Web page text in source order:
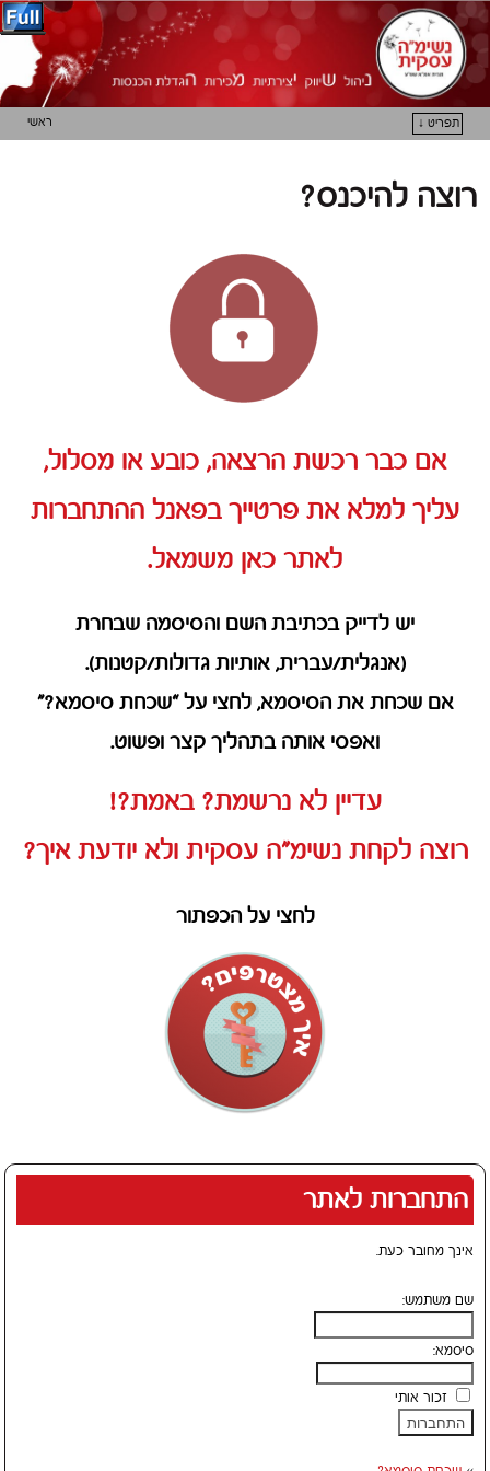
ראשי
תפריט ↓
רוצה להיכנס?
אם כבר רכשת הרצאה, כובע או מסלול,
עליך למלא את פרטייך בפאנל ההתחברות
לאתר כאן משמאל.
יש לדייק בכתיבת השם והסיסמה שבחרת
(אנגלית/עברית, אותיות גדולות/קטנות).
אם שכחת את הסיסמא, לחצי על “שכחת סיסמא?”
ואפסי אותה בתהליך קצר ופשוט.
עדיין לא נרשמת? באמת?!
רוצה לקחת נשימ”ה עסקית ולא יודעת איך?
לחצי על הכפתור
התחברות לאתר
אינך מחובר כעת.
שם משתמש:
סיסמא:
זכור אותי